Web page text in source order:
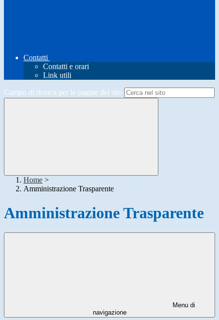
Contatti
Contatti e orari
Link utili
Campo di ricerca per le pagine del sito
Home >
Amministrazione Trasparente
Amministrazione Trasparente
Menu di
navigazione